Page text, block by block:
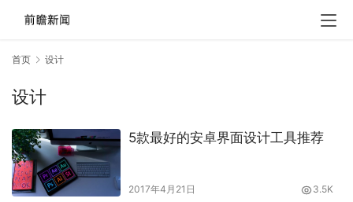
首页 设计
设计
5款最好的安卓界面设计工具推荐
2017年4月21日 3.5K